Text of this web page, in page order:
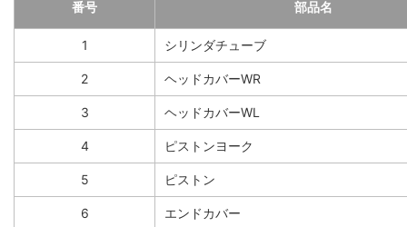
番号 部品名
1 シリンダチューブ
2 ヘッドカバーWR
3 ヘッドカバーWL
4 ピストンヨーク
5 ピストン
6 エンドカバー